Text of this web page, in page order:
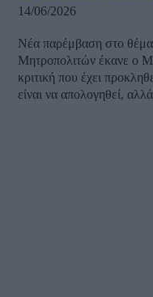
14/06/2026
Νέα παρέμβαση στο θέμα
Μητροπολιτών έκανε ο
κριτική που έχει
είναι να απολογηθεί,